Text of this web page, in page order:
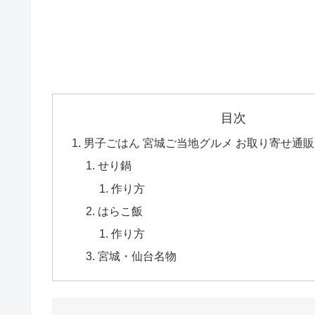
目次
男子ごはん 宮城ご当地グルメ お取り寄せ通
せり鍋
作り方
はらこ飯
作り方
宮城・仙台名物